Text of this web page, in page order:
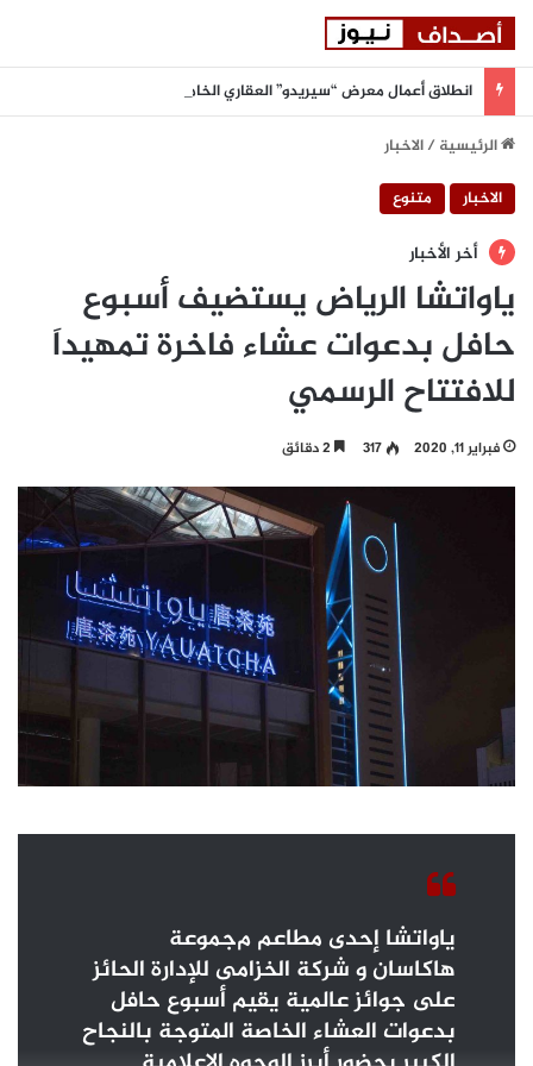
الرئيسية/الاخبار
الاخبار
متنوع
أخر الأخبار
ياواتشا الرياض يستضيف أسبوع
حافل بدعوات عشاء فاخرة تمهيداَ
للافتتاح الرسمي
فبراير 11, 2020 317
ياواتشاإحدى مطاعممجموعة
هاكاسانو شركة الخزامى للإدارةالحائز
على جوائز عالمية يقيم أسبوع حافل
بدعوات العشاء الخاصة المتوجة بالنجاح